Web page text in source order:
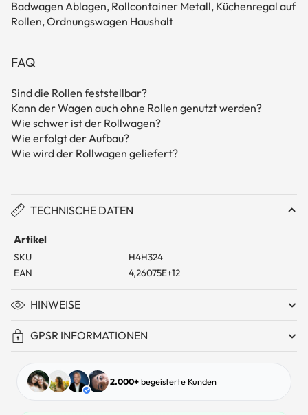
Badwagen Ablagen, Rollcontainer Metall, Küchenregal auf
Rollen, Ordnungswagen Haushalt
FAQ
Sind die Rollen feststellbar?
Kann der Wagen auch ohne Rollen genutzt werden?
Wie schwer ist der Rollwagen?
Wie erfolgt der Aufbau?
Wie wird der Rollwagen geliefert?
TECHNISCHE DATEN
Artikel
SKU
H4H324
EAN
4,26075E+12
HINWEISE
GPSR INFORMATIONEN
2.000+begeisterte Kunden